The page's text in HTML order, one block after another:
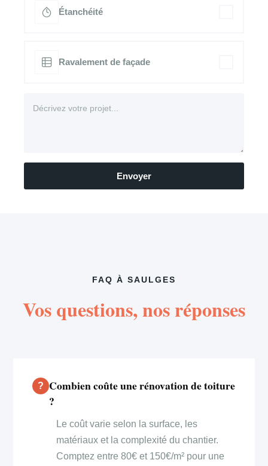
Étanchéité
Ravalement de façade
Envoyer
FAQ À SAULGES
Vos questions, nos réponses
Combien coûte une rénovation de toiture
?
Le coût varie selon la surface, les
matériaux et la complexité du chantier.
Comptez entre 80€ et 150€/m² pour une